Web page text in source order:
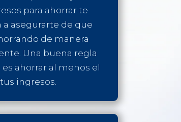
para ahorrar te
a asegurarte de que
de manera
Una buena regla
ahorrar al menos el
ingresos.